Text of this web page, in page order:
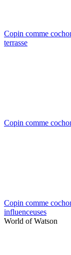
Copin comme
terrasse
Copin comme
Copin comme
influenceuses
World of Watson